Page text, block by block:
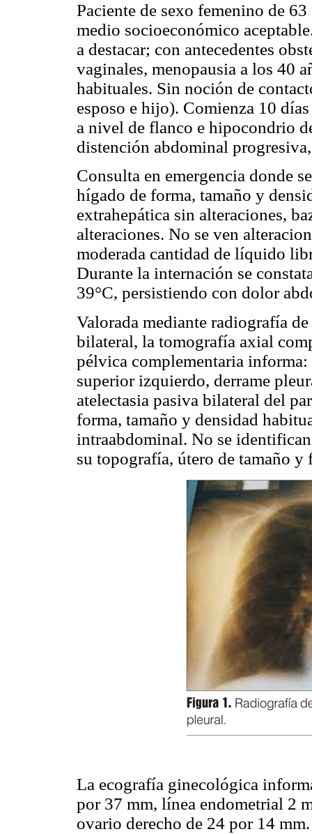
Paciente de sexo femenino de
medio socioeconómico
a destacar; con antecedentes
vaginales, menopausia a los 40
habituales. Sin noción de
esposo e hijo). Comienza 10
a nivel de flanco e hipocondrio
distención abdominal
Consulta en emergencia donde
hígado de forma, tamaño y
extrahepática sin alteraciones,
alteraciones. No se ven
moderada cantidad de líquido
Durante la internación se
39°C, persistiendo con dolor
Valorada mediante radiografía
bilateral, la tomografía axial
pélvica complementaria
superior izquierdo, derrame
atelectasia pasiva bilateral del
forma, tamaño y densidad
intraabdominal. No se
su topografía, útero de tamaño
La ecografía ginecológica
por 37 mm, línea endometrial 2
ovario derecho de 24 por 14